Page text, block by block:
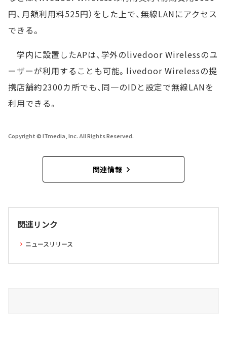
円、月額利用料525円）をした上で、無線LANにアクセス
できる。
学内に設置したAPは、学外のlivedoor Wirelessのユ
ーザーが利用することも可能。livedoor Wirelessの提
携店舗約2300カ所でも、同一のIDと設定で無線LANを
利用できる。
Copyright © ITmedia, Inc. All Rights Reserved.
関連情報
関連リンク
ニュースリリース